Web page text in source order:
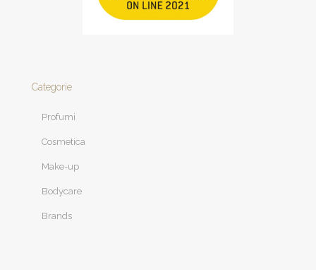
Categorie
Profumi
Cosmetica
Make-up
Bodycare
Brands